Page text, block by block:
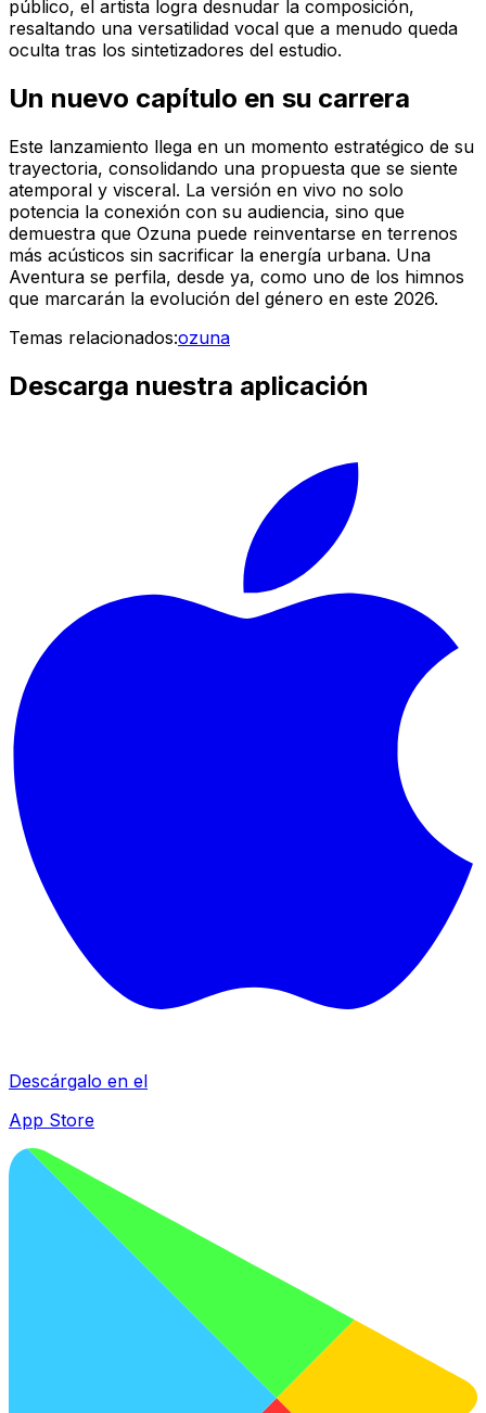
público, el artista logra desnudar la composición,
resaltando una versatilidad vocal que a menudo queda
oculta tras los sintetizadores del estudio.
Un nuevo capítulo en su carrera
Este lanzamiento llega en un momento estratégico de su
trayectoria, consolidando una propuesta que se siente
atemporal y visceral. La versión en vivo no solo
potencia la conexión con su audiencia, sino que
demuestra que Ozuna puede reinventarse en terrenos
más acústicos sin sacrificar la energía urbana. Una
Aventura se perfila, desde ya, como uno de los himnos
que marcarán la evolución del género en este 2026.
Temas relacionados:ozuna
Descarga nuestra aplicación
Descárgalo en el
App Store